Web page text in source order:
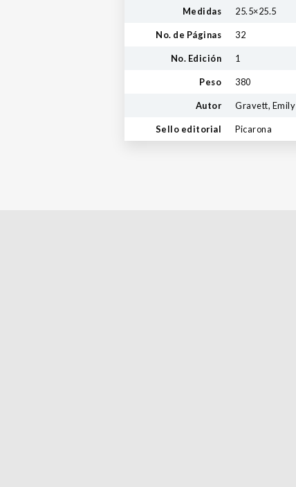
Medidas 25.5×25.5
No. de Páginas 32
No. Edición 1
Peso 380
Autor Gravett, Emily
Sello editorial Picarona